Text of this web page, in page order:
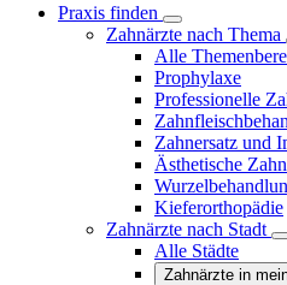
Praxis finden
Zahnärzte nach Thema
Alle
Prophylaxe
Professionelle
Zahnersatz und
Ästhetische
Kieferorthopädie
Zahnärzte nach Stadt
Alle Städte
Zahnärzte in